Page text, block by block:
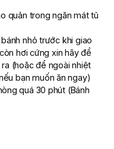
quản trong ngăn mát tủ
nhỏ trước khi giao
hơi cứng xin hãy để
(hoặc để ngoài nhiệt
bạn muốn ăn ngay)
quá 30 phút (Bánh